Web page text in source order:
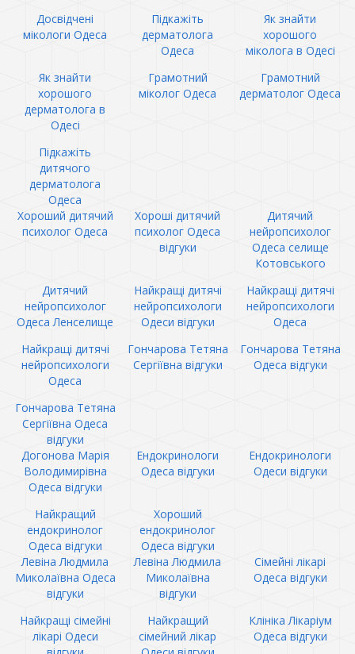
Досвідчені
мікологи Одеса
Підкажіть
дерматолога
Одеса
Як знайти
хорошого
міколога в Одесі
Як знайти
хорошого
дерматолога в
Одесі
Грамотний
міколог Одеса
Грамотний
дерматолог Одеса
Підкажіть
дитячого
дерматолога
Одеса
Хороший дитячий
психолог Одеса
Хороші дитячий
психолог Одеса
відгуки
Дитячий
нейропсихолог
Одеса селище
Котовського
Дитячий
нейропсихолог
Одеса Ленселище
Найкращі дитячі
нейропсихологи
Одеси відгуки
Найкращі дитячі
нейропсихологи
Одеса
Найкращі дитячі
нейропсихологи
Одеса
Гончарова Тетяна
Сергіївна відгуки
Гончарова Тетяна
Одеса відгуки
Гончарова Тетяна
Сергіївна Одеса
відгуки
Догонова Марія
Володимирівна
Одеса відгуки
Ендокринологи
Одеса відгуки
Ендокринологи
Одеси відгуки
Найкращий
ендокринолог
Одеса відгуки
Хороший
ендокринолог
Одеса відгуки
Левіна Людмила
Миколаївна Одеса
відгуки
Левіна Людмила
Миколаївна
відгуки
Сімейні лікарі
Одеса відгуки
Найкращі сімейні
лікарі Одеси
Найкращий
сімейний лікар
Клініка Лікаріум
Одеса відгуки